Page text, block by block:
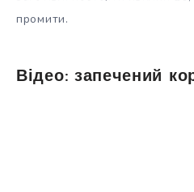
промити.
Відео: запечений